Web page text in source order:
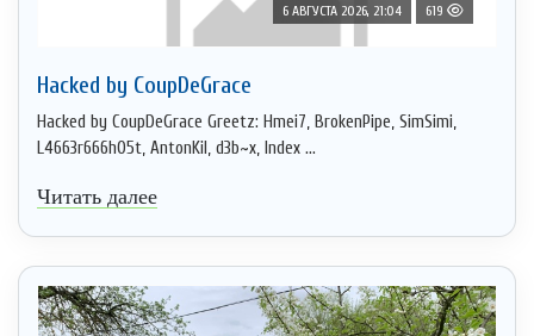
6 АВГУСТА 2026, 21:04 619
Hacked by CoupDeGrace
Hacked by CoupDeGrace Greetz: Hmei7, BrokenPipe, SimSimi,
L4663r666h05t, AntonKil, d3b~x, Index ...
Читать далее